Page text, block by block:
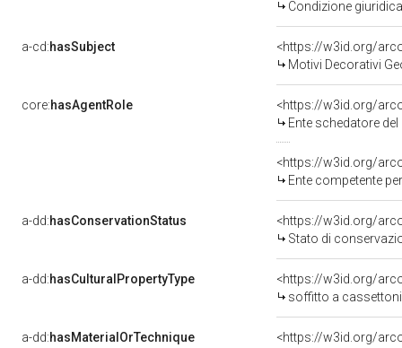
Condizione
a-cd:hasSubject
<https://w3id.org/
Motivi Decorativi
core:hasAgentRole
<https://w3id.org/
Ente schedatore del bene
<https://w3id.org/
Ente competente per tutela del
a-dd:hasConservationStatus
<https://w3id.org/
Stato di
a-dd:hasCulturalPropertyType
<https://w3id.org/
soffitto a cassettoni
a-dd:hasMaterialOrTechnique <https://w3id.org/